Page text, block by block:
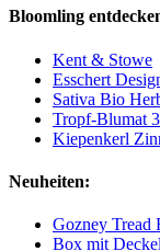
Bloomling
Kent & Stowe
Esschert
Sativa Bio
Tropf-Blumat
Kiepenkerl
Neuheiten:
Gozney Tread
Box mit